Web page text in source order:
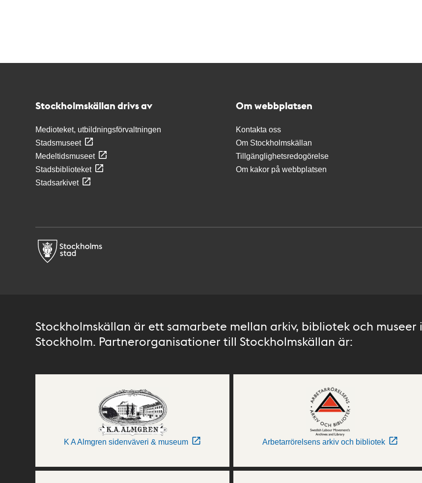
Stockholmskällan drivs av
Medioteket, utbildningsförvaltningen
Stadsmuseet
Medeltidsmuseet
Stadsbiblioteket
Stadsarkivet
Om webbplatsen
Kontakta oss
Om Stockholmskällan
Tillgänglighetsredogörelse
Om kakor på webbplatsen
Stockholmskällan är ett samarbete mellan arkiv, bibliotek och museer i
Stockholm. Partnerorganisationer till Stockholmskällan är:
K A Almgren sidenväveri & museum Arbetarrörelsens arkiv och bibliotek